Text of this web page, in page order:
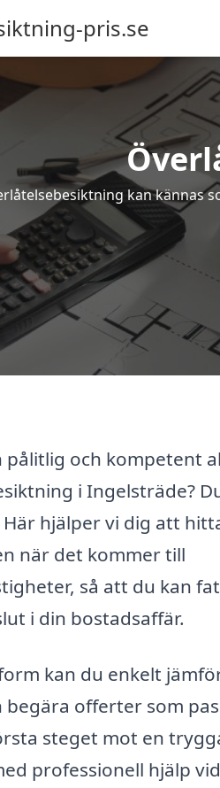
pris.se
kan kännas
pålitlig och kompetent
i Ingelsträde?
hjälper vi dig att
när det kommer till
så att du kan
i din bostadsaffär.
kan du enkelt
begära offerter som
steget mot en
professionell hjälp vid